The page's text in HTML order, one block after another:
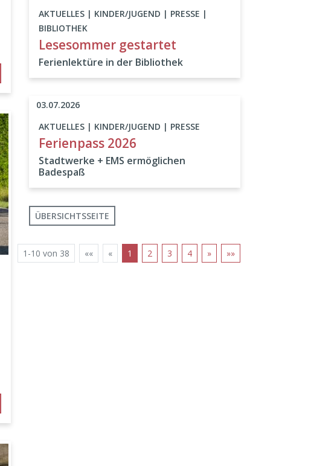
AKTUELLES | KINDER/JUGEND | PRESSE |
BIBLIOTHEK
Lesesommer gestartet
Ferienlektüre in der Bibliothek
AKTUELLES | KINDER/JUGEND | PRESSE
Ferienpass 2026
Stadtwerke + EMS ermöglichen
Badespaß
03.07.2026
ÜBERSICHTSSEITE
1-10 von 38 «« « 1 2 3 4 » »»